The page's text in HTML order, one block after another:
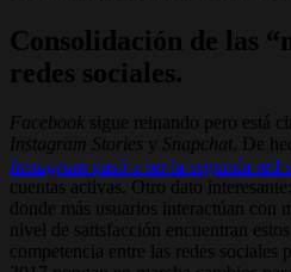
Consolidación de las
redes sociales.
Facebook sigue reinando pero está
Instagram Stories y Snapchat . De
Instagram pasó a ser la segunda red
cuentas activas. Otro dato
donde más usuarios interactúan con
nivel de satisfacción encuentran
competencia entre las redes sociales